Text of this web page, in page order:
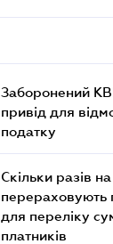
Заборонений
привід для
податку
Скільки разів на
перераховують
для переліку
платників